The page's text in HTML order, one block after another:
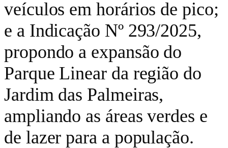
veículos em horários de pico;
e a Indicação Nº 293/2025,
propondo a expansão do
Parque Linear da região do
Jardim das Palmeiras,
ampliando as áreas verdes e
de lazer para a população.